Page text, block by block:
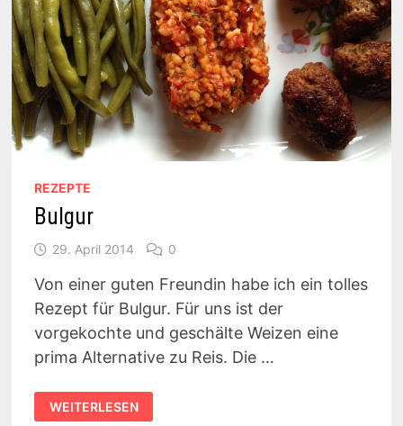
REZEPTE
Bulgur
29. April 2014 0
Von einer guten Freundin habe ich ein tolles
Rezept für Bulgur. Für uns ist der
vorgekochte und geschälte Weizen eine
prima Alternative zu Reis. Die …
BULGUR
WEITERLESEN